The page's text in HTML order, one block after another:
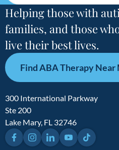
Helping those with
families, and those
live their best lives.
Find ABA Therapy Near
300 International Parkway
Ste 200
Lake Mary, FL 32746
FacebookInstagramLinkedInYouTubeTikTok